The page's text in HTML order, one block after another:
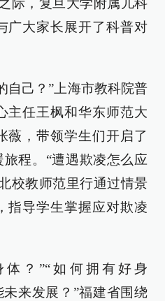
际，复旦大学附属儿科
广大家长展开了科普对
自己？”上海市教科院普
主任王枫和华东师范大
薇，带领学生们开启了
程。“遭遇欺凌怎么应
校教师范里行通过情景
指导学生掌握应对欺凌
？”“如何拥有好身
来发展？”福建省围绕